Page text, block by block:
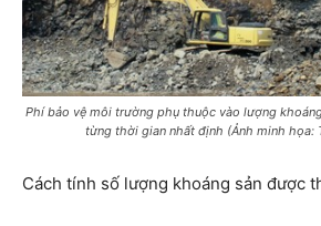
Phí bảo vệ môi trường phụ thuộc vào lượng
từng thời gian nhất định (Ảnh minh họa:
Cách tính số lượng khoáng sản được